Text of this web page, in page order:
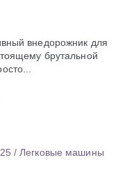
внедорожник для
брутальной
/Легковые машины